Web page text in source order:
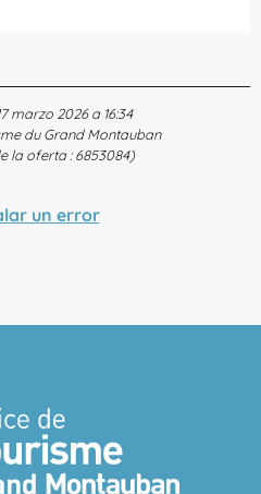
marzo 2026 a 16:34
du Grand Montauban
la oferta :6853084)
un error